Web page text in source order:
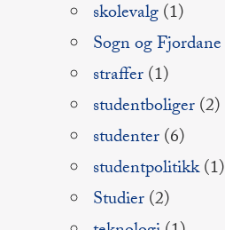
skolevalg(1)
Sogn og Fjordane
straffer(1)
studentboliger(2)
studenter(6)
studentpolitikk(1)
Studier(2)